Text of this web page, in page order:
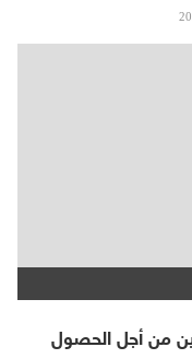
من أجل الحصول